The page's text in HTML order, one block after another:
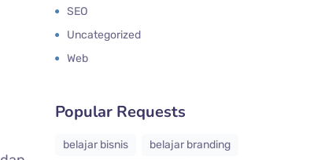
SEO
Uncategorized
Web
Popular Requests
belajar bisnis
belajar branding